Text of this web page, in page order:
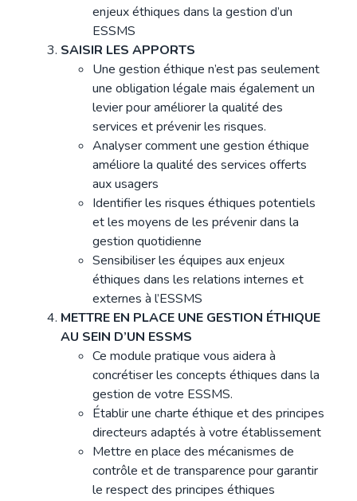
enjeux éthiques dans la gestion d’un
ESSMS
SAISIR LES APPORTS
Une gestion éthique n’est pas seulement
une obligation légale mais également un
levier pour améliorer la qualité des
services et prévenir les risques.
Analyser comment une gestion éthique
améliore la qualité des services offerts
aux usagers
Identifier les risques éthiques potentiels
et les moyens de les prévenir dans la
gestion quotidienne
Sensibiliser les équipes aux enjeux
éthiques dans les relations internes et
externes à l’ESSMS
METTRE EN PLACE UNE GESTION ÉTHIQUE
AU SEIN D’UN ESSMS
Ce module pratique vous aidera à
concrétiser les concepts éthiques dans la
gestion de votre ESSMS.
Établir une charte éthique et des principes
directeurs adaptés à votre établissement
Mettre en place des mécanismes de
contrôle et de transparence pour garantir
le respect des principes éthiques